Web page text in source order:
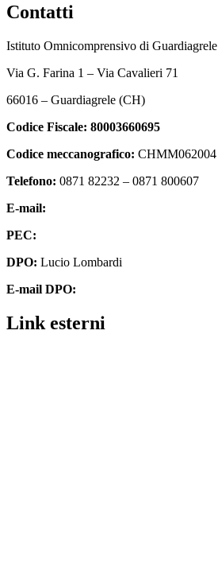
Contatti
Istituto Omnicomprensivo di Guardiagrele
Via G. Farina 1 – Via Cavalieri 71
66016 – Guardiagrele (CH)
Codice Fiscale: 80003660695
Codice meccanografico: CHMM062004
Telefono: 0871 82232 – 0871 800607
E-mail:
PEC:
DPO: Lucio Lombardi
E-mail DPO:
Link esterni